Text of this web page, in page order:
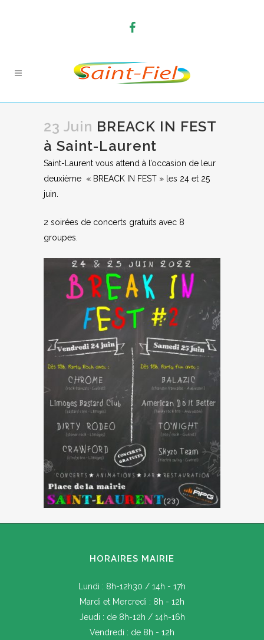
23 Juin BREACK IN FEST
à Saint-Laurent
Saint-Laurent vous attend à l’occasion de leur
deuxième « BREACK IN FEST » les 24 et 25
juin.
2 soirées de concerts gratuits avec 8
groupes.
HORAIRES MAIRIE
Lundi : 8h-12h30 / 14h - 17h
Mardi et Mercredi : 8h - 12h
Jeudi : de 8h-12h / 14h-16h
Vendredi : de 8h - 12h